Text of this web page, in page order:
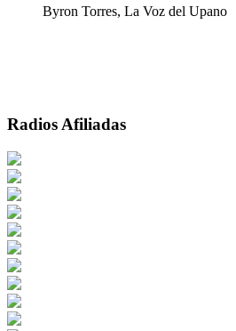
Byron Torres, La Voz del Upano
Radios Afiliadas